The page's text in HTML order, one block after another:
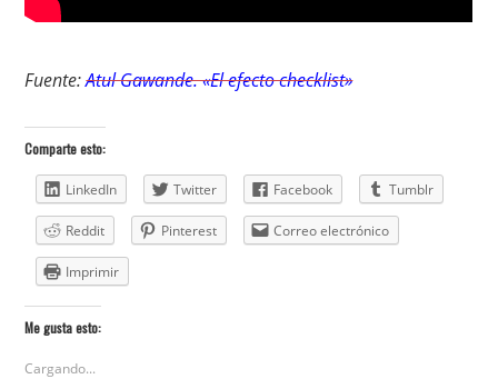
Fuente:Atul Gawande. «El efecto checklist»
Comparte esto:
LinkedIn Twitter Facebook Tumblr
Reddit Pinterest Correo electrónico
Imprimir
Me gusta esto:
Cargando...